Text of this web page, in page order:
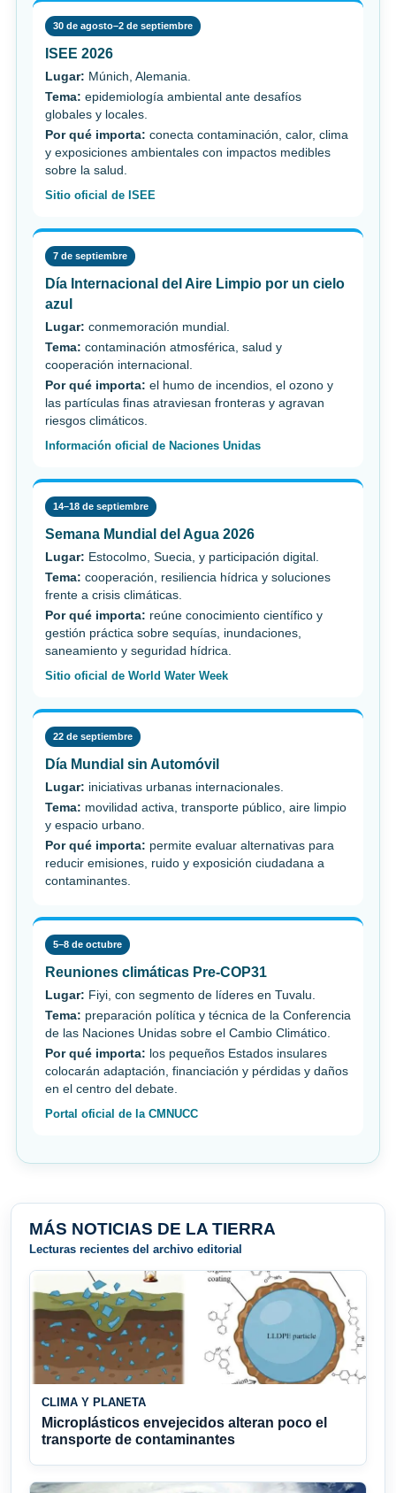
30 de agosto–2 de septiembre
ISEE 2026
Lugar: Múnich, Alemania.
Tema: epidemiología ambiental ante desafíos
globales y locales.
Por qué importa: conecta contaminación, calor, clima
y exposiciones ambientales con impactos medibles
sobre la salud.
Sitio oficial de ISEE
7 de septiembre
Día Internacional del Aire Limpio por un cielo
azul
Lugar: conmemoración mundial.
Tema: contaminación atmosférica, salud y
cooperación internacional.
Por qué importa: el humo de incendios, el ozono y
las partículas finas atraviesan fronteras y agravan
riesgos climáticos.
Información oficial de Naciones Unidas
14–18 de septiembre
Semana Mundial del Agua 2026
Lugar: Estocolmo, Suecia, y participación digital.
Tema: cooperación, resiliencia hídrica y soluciones
frente a crisis climáticas.
Por qué importa: reúne conocimiento científico y
gestión práctica sobre sequías, inundaciones,
saneamiento y seguridad hídrica.
Sitio oficial de World Water Week
22 de septiembre
Día Mundial sin Automóvil
Lugar: iniciativas urbanas internacionales.
Tema: movilidad activa, transporte público, aire limpio
y espacio urbano.
Por qué importa: permite evaluar alternativas para
reducir emisiones, ruido y exposición ciudadana a
contaminantes.
5–8 de octubre
Reuniones climáticas Pre-COP31
Lugar: Fiyi, con segmento de líderes en Tuvalu.
Tema: preparación política y técnica de la Conferencia
de las Naciones Unidas sobre el Cambio Climático.
Por qué importa: los pequeños Estados insulares
colocarán adaptación, financiación y pérdidas y daños
en el centro del debate.
Portal oficial de la CMNUCC
MÁS NOTICIAS DE LA TIERRA
Lecturas recientes del archivo editorial
CLIMA Y PLANETA
Microplásticos envejecidos alteran poco el
transporte de contaminantes